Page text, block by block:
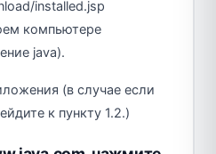
installed.jsp
компьютере
java).
(в случае если
к пункту 1.2.)